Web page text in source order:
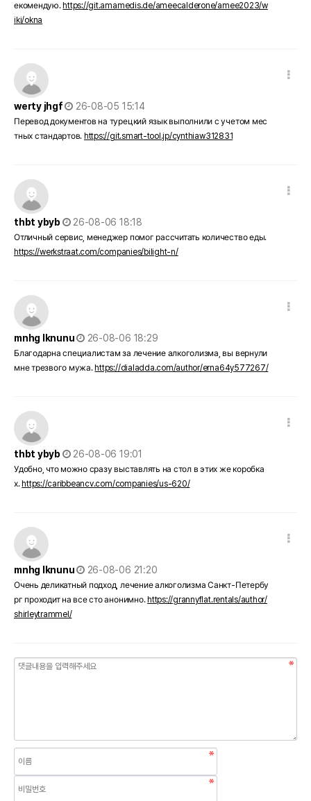
екомендую. https://git.amamedis.de/ameecalderone/amee2023/w
iki/okna
werty jhgf
작성일
26-08-05 15:14
Перевод документов на турецкий язык выполнили с учетом мес
тных стандартов. https://git.smart-tool.jp/cynthiaw312831
thbt ybyb
작성일
26-08-06 18:18
Отличный сервис, менеджер помог рассчитать количество еды.
https://werkstraat.com/companies/bilight-n/
mnhg lknunu
작성일
26-08-06 18:29
Благодарна специалистам за лечение алкоголизма, вы вернули
мне трезвого мужа. https://dialadda.com/author/erna64y577267/
thbt ybyb
작성일
26-08-06 19:01
Удобно, что можно сразу выставлять на стол в этих же коробка
х. https://caribbeancv.com/companies/us-620/
mnhg lknunu
작성일
26-08-06 21:20
Очень деликатный подход, лечение алкоголизма Санкт-Петербу
рг проходит на все сто анонимно. https://grannyflat.rentals/author/
shirleytrammel/
내용